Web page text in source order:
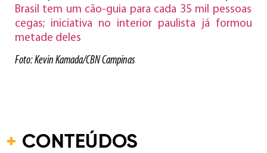
Brasil tem um cão-guia para cada 35 mil pessoas
cegas; iniciativa no interior paulista já formou
metade deles
Foto: Kevin Kamada/CBN Campinas
+ CONTEÚDOS